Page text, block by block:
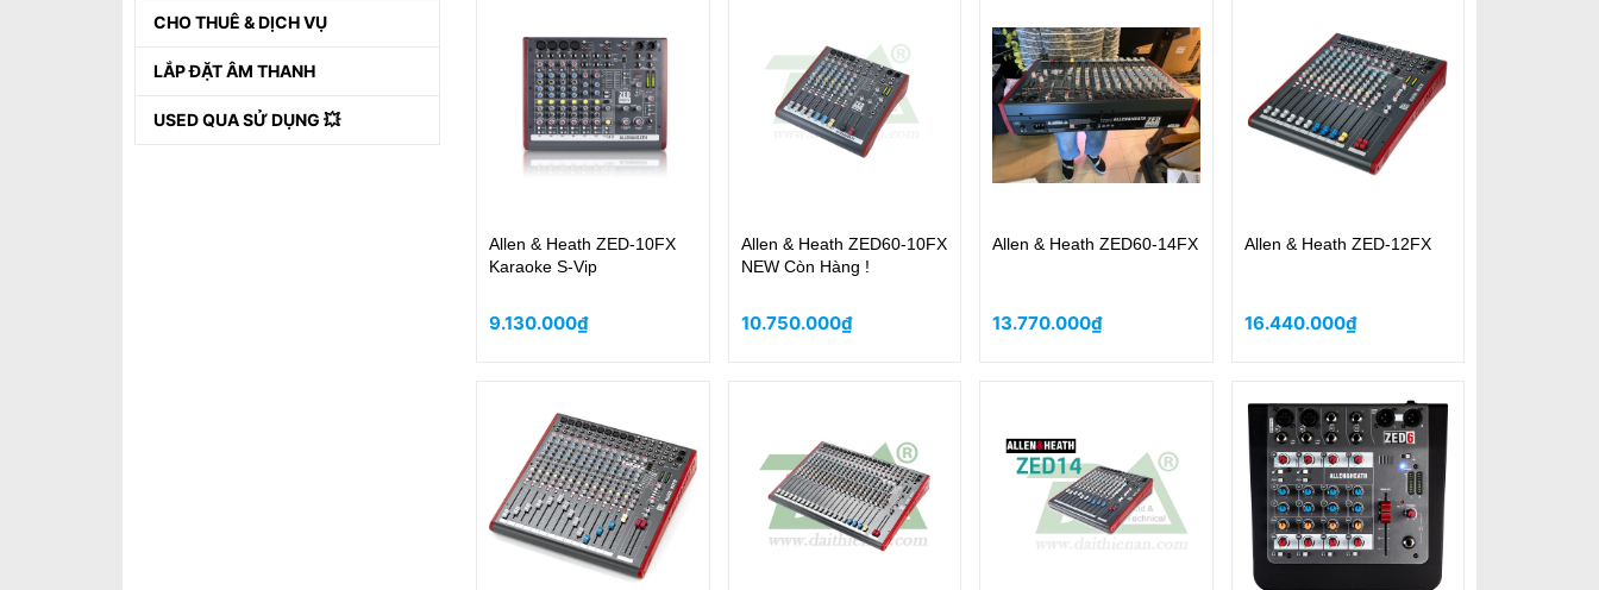
CHO THUÊ & DỊCH VỤ
LẮP ĐẶT ÂM THANH
USED QUA SỬ DỤNG 💥
Allen & Heath ZED-10FX
Karaoke S-Vip
9.130.000₫
Allen & Heath ZED60-10FX
NEW Còn Hàng !
10.750.000₫
Allen & Heath ZED60-14FX
13.770.000₫
Allen & Heath ZED-12FX
16.440.000₫